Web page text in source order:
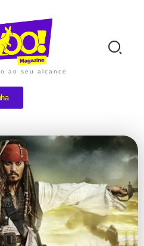
ao seu alcance